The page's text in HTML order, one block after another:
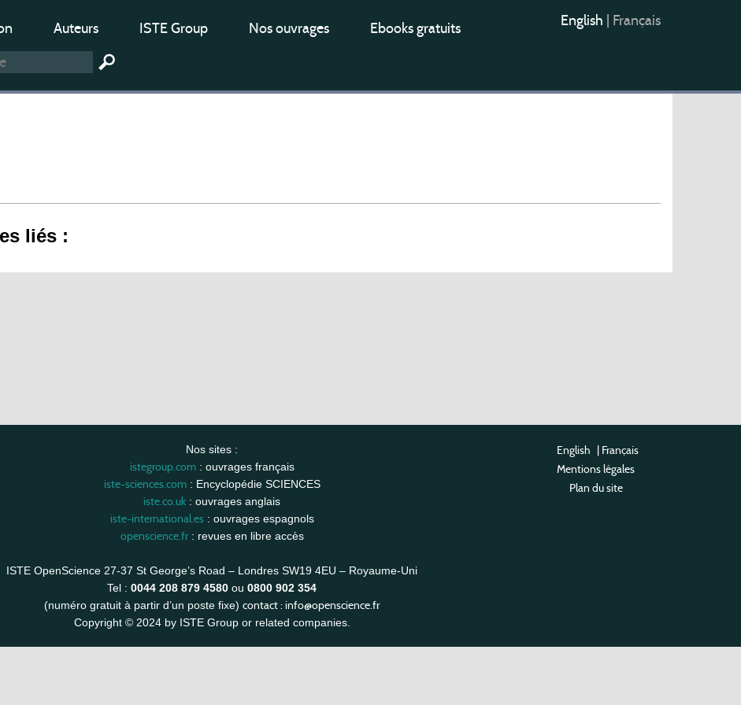
Auteurs ISTE Group Nos ouvrages Ebooks gratuits English Français
liés :
Nos sites :
istegroup.com: ouvrages français
iste-sciences.com: Encyclopédie SCIENCES
iste.co.uk : ouvrages anglais
iste-international.es: ouvrages espagnols
openscience.fr: revues en libre accès
ISTE OpenScience 27-37 St George’s Road – Londres SW19 4EU – Royaume-Uni
Tel : 0044 208 879 4580 ou 0800 902 354
(numéro gratuit à partir d’un poste fixe) contact : info@openscience.fr
Copyright © 2024 by ISTE Group or related companies.
English | Français
Mentions légales
Plan du site